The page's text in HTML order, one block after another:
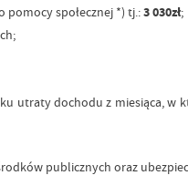
społecznej *) tj.:3 030zł;
utraty dochodu z miesiąca, w
publicznych oraz